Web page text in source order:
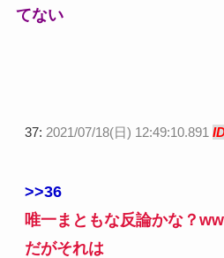
てない
37: 2021/07/18(日) 12:49:10.891
>>36
唯一まともな反論かな？
だがそれは